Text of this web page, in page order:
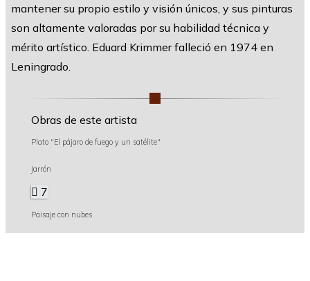
mantener su propio estilo y visión únicos, y sus pinturas
son altamente valoradas por su habilidad técnica y
mérito artístico. Eduard Krimmer falleció en 1974 en
Leningrado.
Obras de este artista
Plato "El pájaro de fuego y un satélite"
Jarrón
7
Paisaje con nubes